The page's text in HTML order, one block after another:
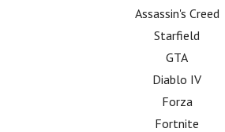
Assassin's Creed
Starfield
GTA
Diablo IV
Forza
Fortnite